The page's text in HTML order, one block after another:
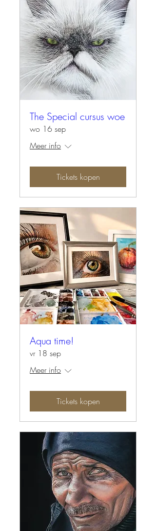
The Special cursus woe
wo 16 sep
Meer info
Tickets kopen
Aqua time!
vr 18 sep
Meer info
Tickets kopen